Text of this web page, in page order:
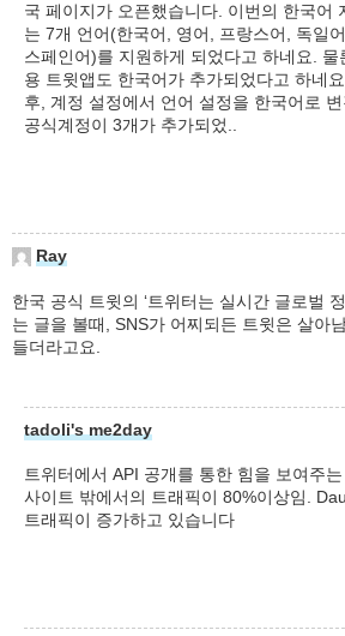
국 페이지가 오픈했습니다. 이번의 한국어
는 7개 언어(한국어, 영어, 프랑스어, 독일
스페인어)를 지원하게 되었다고 하네요.
용 트윗앱도 한국어가 추가되었다고 하네
후, 계정 설정에서 언어 설정을 한국어로
공식계정이 3개가 추가되었..
Ray
한국 공식 트윗의 ‘트위터는 실시간 글로벌
는 글을 볼때, SNS가 어찌되든 트윗은 살아
들더라고요.
tadoli's me2day
트위터에서 API 공개를 통한 힘을 보여주
사이트 밖에서의 트래픽이 80%이상임.
트래픽이 증가하고 있습니다